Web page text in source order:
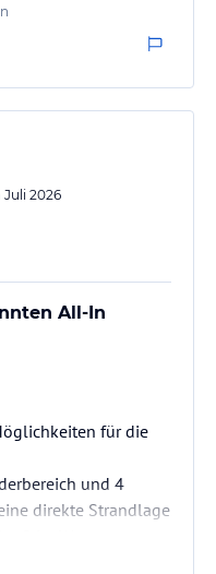
echt übertrieben.
Griechenland
Tzatziki hatte
Juli 2026
All-In
für die
und 4
direkte Strandlage
und auch